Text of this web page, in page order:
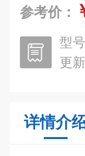
参考价：
型号
更
详情介